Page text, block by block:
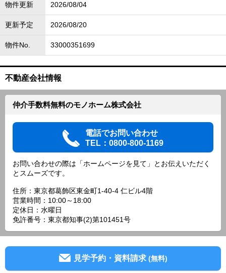
物件更新 2026/08/04
更新予定 2026/08/20
物件No. 33000351699
不動産会社情報
仲介手数料無料のモノホーム株式会社
電話でお問い合わせ
TEL：0800-800-1169
お問い合わせの際は「ホームページを見て」とお伝えいただく
とスムーズです。
住所：東京都葛飾区東金町1-40-4 仁ビル4階
営業時間：10:00～18:00
定休日：水曜日
免許番号：東京都知事(2)第101451号
見学予約・資料請求 (無料)